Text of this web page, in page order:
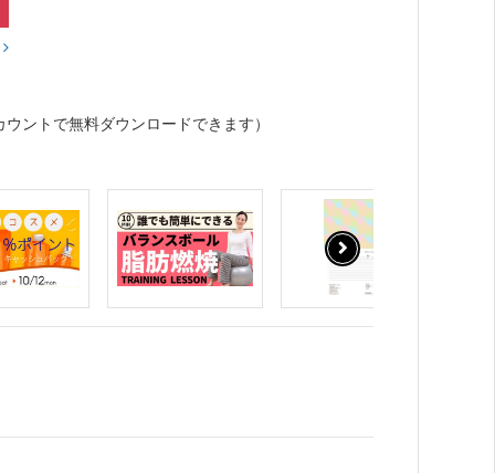
ウントで無料ダウンロードできます）